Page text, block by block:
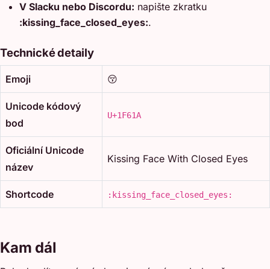
V Slacku nebo Discordu: napište zkratku
:kissing_face_closed_eyes:.
Technické detaily
Emoji 😚
Unicode kódový
bod
U+1F61A
Oficiální Unicode
název
Kissing Face With Closed Eyes
Shortcode :kissing_face_closed_eyes:
Kam dál